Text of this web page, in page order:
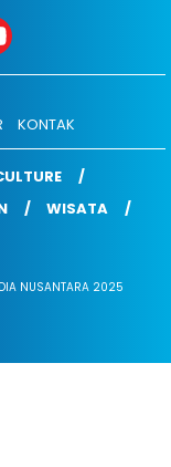
KONTAK
WISATA
NUSANTARA 2025